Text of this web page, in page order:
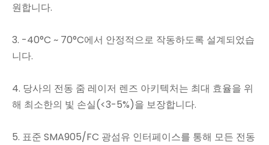
원합니다.
3. -40°C ~ 70°C에서 안정적으로 작동하도록 설계되었습
니다.
4. 당사의 전동 줌 레이저 렌즈 아키텍처는 최대 효율을 위
해 최소한의 빛 손실(<3-5%)을 보장합니다.
5. 표준 SMA905/FC 광섬유 인터페이스를 통해 모든 전동